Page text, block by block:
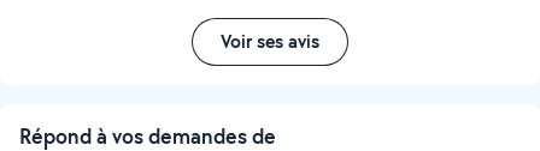
Voir ses avis
Répond à vos demandes de